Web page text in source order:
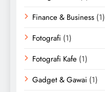
Finance & Business (1)
Fotografi (1)
Fotografi Kafe (1)
Gadget & Gawai (1)